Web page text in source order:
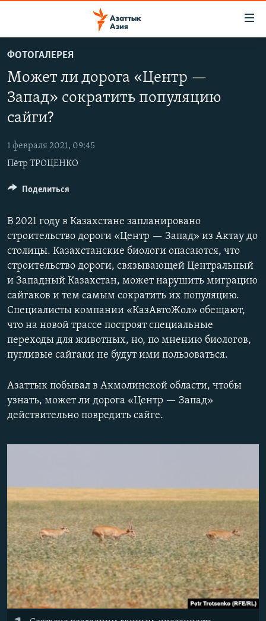
основному
содержанию
Вернутся
навигации
Вернутся
поиску
КАЗАХСТАН
КЫРГЫЗСТАН
ТАДЖИКИСТАН
НОВОСТИ
ВОЙНА В УКРАИНЕ
ҚАЗАҚША
КЫРГЫЗЧА
ЎЗБЕКЧА
TÜRKMENÇE
ПОДПИШИТЕСЬ НА НАС В СОЦСЕТЯХ
Все сайты РСЕ/РС
ФОТОГАЛЕРЕЯ
Может ли дорога «Центр —
Запад» сократить популяцию
сайги?
1 февраля 2021, 09:45
Пётр ТРОЦЕНКО
В 2021 году в Казахстане запланировано
строительство дороги «Центр — Запад» из Актау до
столицы. Казахстанские биологи опасаются, что
строительство дороги, связывающей Центральный
и Западный Казахстан, может нарушить миграцию
сайгаков и тем самым сократить их популяцию.
Специалисты компании «КазАвтоЖол» обещают,
что на новой трассе построят специальные
переходы для животных, но, по мнению биологов,
пугливые сайгаки не будут ими пользоваться.
Азаттык побывал в Акмолинской области, чтобы
узнать, может ли дорога «Центр —​ Запад»
действительно повредить сайге.
Поделиться